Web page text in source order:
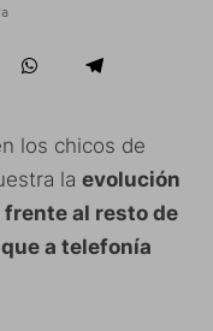
los chicos de
la evolución
frente al resto de
a telefonía